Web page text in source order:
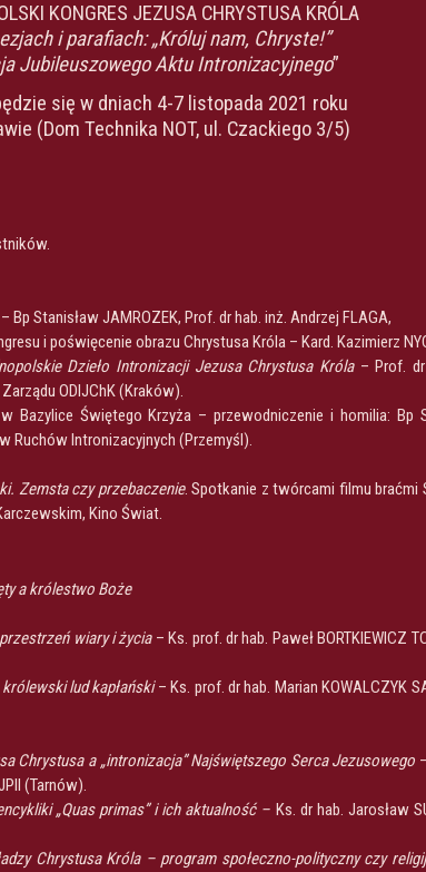
KONGRES JEZUSA CHRYSTUSA KRÓLA
i parafiach: „Króluj nam, Chryste!”
Jubileuszowego Aktu Intronizacyjnego”
się w dniach 4-7 listopada 2021 roku
(Dom Technika NOT, ul. Czackiego 3/5)
Stanisław JAMROZEK, Prof. dr hab. inż. Andrzej FLAGA,
i poświęcenie obrazu Chrystusa Króla – Kard. Kazimierz
Dzieło Intronizacji Jezusa Chrystusa Króla – Prof.
ODIJChK (Kraków).
Bazylice Świętego Krzyża – przewodniczenie i homilia: Bp
Ruchów Intronizacyjnych (Przemyśl).
Zemsta czy przebaczenie. Spotkanie z twórcami filmu braćmi
Kino Świat.
a królestwo Boże
wiary i życia – Ks. prof. dr hab. Paweł BORTKIEWICZ
lud kapłański– Ks. prof. dr hab. Marian KOWALCZYK
Chrystusa a „intronizacja” Najświętszego Serca Jezusowego
(Tarnów).
„Quas primas” i ich aktualność – Ks. dr hab. Jarosław
Chrystusa Króla – program społeczno-polityczny czy